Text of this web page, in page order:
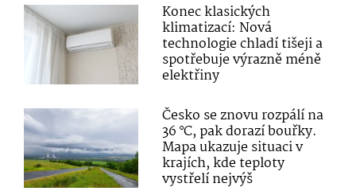
Konec klasických
klimatizací: Nová
technologie chladí tišeji a
spotřebuje výrazně méně
elektřiny
Česko se znovu rozpálí na
36 °C, pak dorazí bouřky.
Mapa ukazuje situaci v
krajích, kde teploty
vystřelí nejvýš